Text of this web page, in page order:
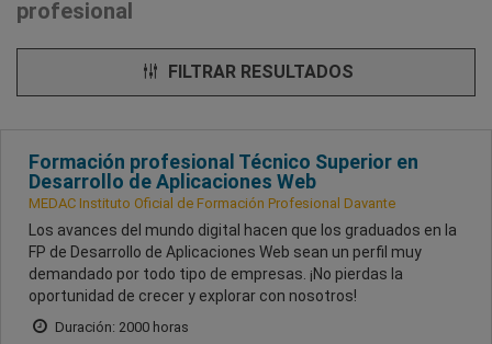
profesional
FILTRAR RESULTADOS
Formación profesional Técnico Superior en
Desarrollo de Aplicaciones Web
MEDAC Instituto Oficial de Formación Profesional Davante
Los avances del mundo digital hacen que los graduados en la
FP de Desarrollo de Aplicaciones Web sean un perfil muy
demandado por todo tipo de empresas. ¡No pierdas la
oportunidad de crecer y explorar con nosotros!
Duración: 2000 horas